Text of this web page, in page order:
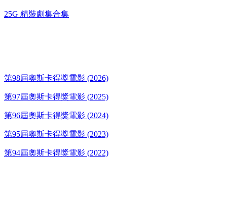
25G 精裝劇集合集
第98屆奧斯卡得獎電影 (2026)
第97屆奧斯卡得獎電影 (2025)
第96屆奧斯卡得獎電影 (2024)
第95屆奧斯卡得獎電影 (2023)
第94屆奧斯卡得獎電影 (2022)